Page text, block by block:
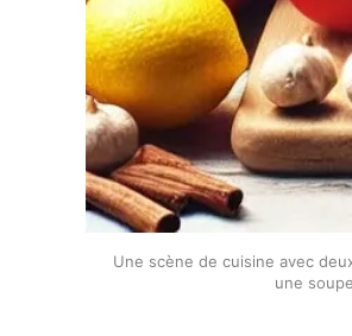
Une scène de cuisine avec
une